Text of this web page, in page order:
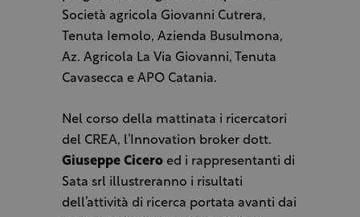
Società agricola Giovanni Cutrera,
Tenuta Iemolo, Azienda Busulmona,
Az. Agricola La Via Giovanni, Tenuta
Cavasecca e APO Catania.
Nel corso della mattinata i ricercatori
del CREA, l’Innovation broker dott.
Giuseppe Ciceroed i rappresentanti di
Sata srl illustreranno i risultati
dell’attività di ricerca portata avanti dai